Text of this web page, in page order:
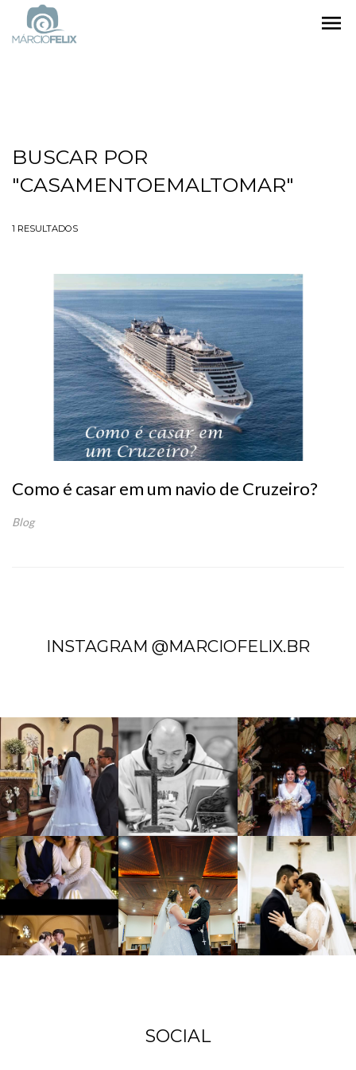
menu
BUSCAR POR
"CASAMENTOEMALTOMAR"
1 RESULTADOS
Como é casar em um navio de Cruzeiro?
Blog
INSTAGRAM @MARCIOFELIX.BR
SOCIAL